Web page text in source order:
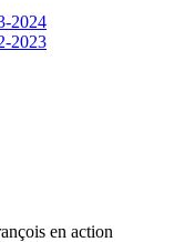
2024
2023
en action